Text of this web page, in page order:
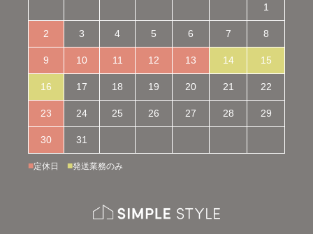
1
2 3 4 5 6 7 8
9 10 11 12 13 14 15
16 17 18 19 20 21 22
23 24 25 26 27 28 29
30 31
■定休日 ■発送業務のみ